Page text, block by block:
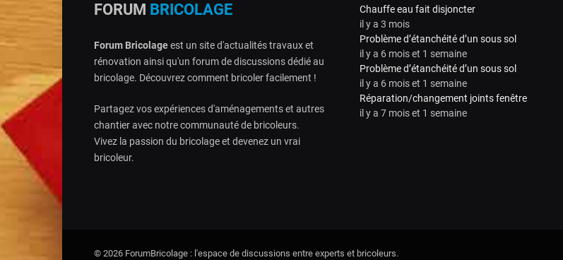
FORUM BRICOLAGE
Forum Bricolageest un site d'actualités travaux et
rénovation ainsi qu'un forum de discussions dédié au
bricolage. Découvrez comment bricoler facilement !
Partagez vos expériences d'aménagements et autres
chantier avec notre communauté de bricoleurs.
Vivez la passion du bricolage et devenez un vrai
bricoleur.
Chauffe eau fait disjoncter
il y a 3 mois
Problème d’étanchéité d’un sous sol
il y a 6 mois et 1 semaine
Problème d’étanchéité d’un sous sol
il y a 6 mois et 1 semaine
Réparation/changement joints fenêtre
il y a 7 mois et 1 semaine
© 2026 ForumBricolage : l'espace de discussions entre experts et bricoleurs.